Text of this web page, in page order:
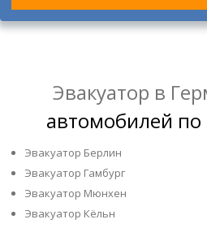
Эвакуатор в
автомобилей по
Эвакуатор Берлин
Эвакуатор Гамбург
Эвакуатор Мюнхен
Эвакуатор Кёльн